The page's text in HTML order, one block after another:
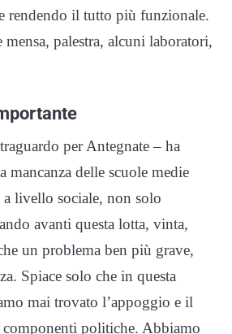
rendendo il tutto più funzionale.
palestra, alcuni laboratori,
per Antegnate – ha
mancanza delle scuole medie
livello sociale, non solo
avanti questa lotta, vinta,
un problema ben più grave,
Spiace solo che in questa
mai trovato l’appoggio e il
componenti politiche. Abbiamo